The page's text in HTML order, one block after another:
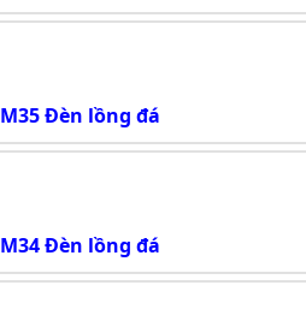
M35 Đèn lồng đá
M34 Đèn lồng đá